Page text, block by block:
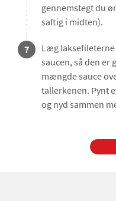
gennemstegt du
saftig i midten).
7
Læg
saucen, så den er
mængde sauce
tallerkenen. Pynt
og nyd sammen